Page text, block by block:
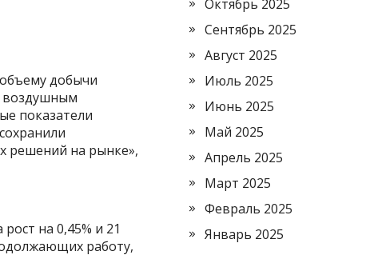
добычи
воздушным
показатели
решений на рынке»,
на 0,45% и 21
работу,
Октябрь 2025
Сентябрь 2025
Август 2025
Июль 2025
Июнь 2025
Май 2025
Апрель 2025
Март 2025
Февраль 2025
Январь 2025